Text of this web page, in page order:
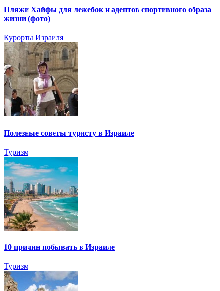
Пляжи Хайфы для лежебок и адептов спортивного образа
жизни (фото)
Курорты Израиля
Полезные советы туристу в Израиле
Туризм
10 причин побывать в Израиле
Туризм